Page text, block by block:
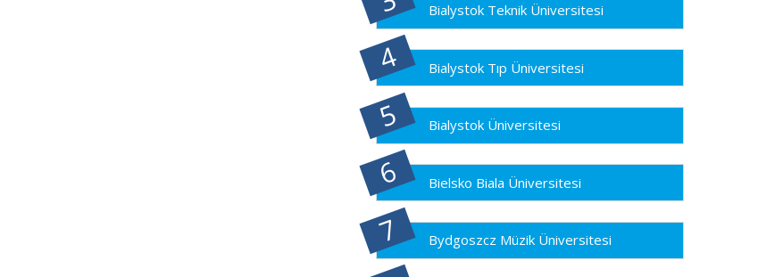
Bialystok Teknik Üniversitesi
Bialystok Tıp Üniversitesi
Bialystok Üniversitesi
Bielsko Biala Üniversitesi
Bydgoszcz Müzik Üniversitesi